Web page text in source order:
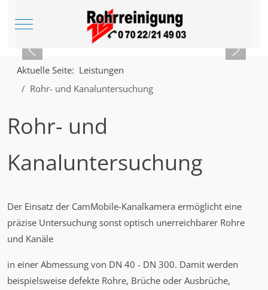
Mobile Menu Toggle
Aktuelle Seite: Leistungen
Rohr- und Kanaluntersuchung
Rohr- und
Kanaluntersuchung
Der Einsatz der CamMobile-Kanalkamera ermöglicht eine
präzise Untersuchung sonst optisch unerreichbarer Rohre
und Kanäle
in einer Abmessung von DN 40 - DN 300. Damit werden
beispielsweise defekte Rohre, Brüche oder Ausbrüche,